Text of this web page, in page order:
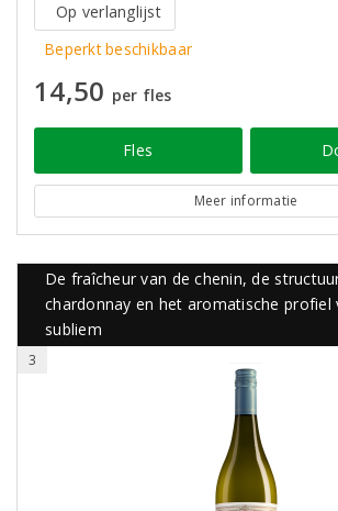
Op verlanglijst
Beperkt beschikbaar
14,50 per fles
Fles
Meer informatie
De fraîcheur van de chenin, de
chardonnay en het aromatische profiel
subliem
3